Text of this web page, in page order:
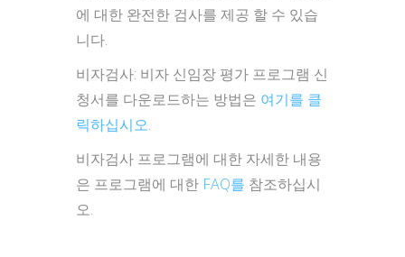
에 대한 완전한 검사를 제공 할 수 있습
니다.
비자검사: 비자 신임장 평가 프로그램 신
청서를 다운로드하는 방법은 여기를 클
릭하십시오.
비자검사 프로그램에 대한 자세한 내용
은 프로그램에 대한 FAQ를 참조하십시
오.